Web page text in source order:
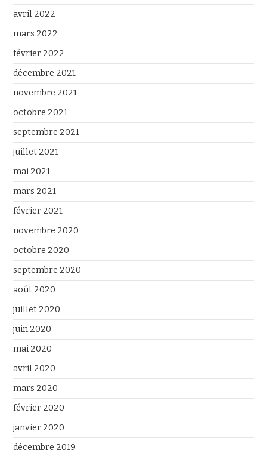
avril 2022
mars 2022
février 2022
décembre 2021
novembre 2021
octobre 2021
septembre 2021
juillet 2021
mai 2021
mars 2021
février 2021
novembre 2020
octobre 2020
septembre 2020
août 2020
juillet 2020
juin 2020
mai 2020
avril 2020
mars 2020
février 2020
janvier 2020
décembre 2019